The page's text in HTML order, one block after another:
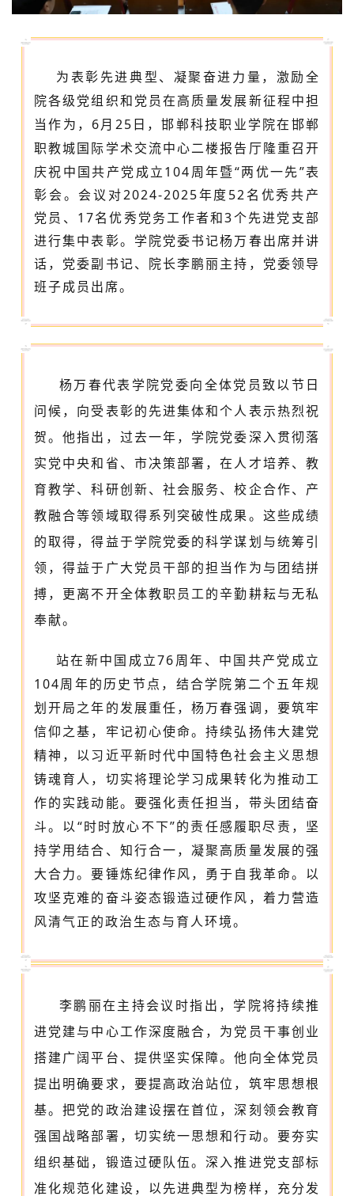
为表彰先进典型、凝聚奋进力量，激励全
院各级党组织和党员在高质量发展新征程中担
当作为， 6月25日，邯郸科技职业学院在邯郸
职教城国际学术交流中心二楼报告厅隆重召开
庆祝中国共产党成立104周年暨“两优一先”表
彰会。会议对2024-2025年度52名优秀共产
党员、17名优秀党务工作者和3个先进党支部
进行集中表彰。学院党委书记杨万春出席并讲
话，党委副书记、院长李鹏丽主持，党委领导
班子成员出席。
杨万春代表学院党委向全体党员致以节日
问候，向受表彰的先进集体和个人表示热烈祝
贺。他指出，过去一年，学院党委深入贯彻落
实党中央和省、市决策部署，在人才培养、教
育教学、科研创新、社会服务、校企合作、产
教融合等领域取得系列突破性成果。这些成绩
的取得，得益于学院党委的科学谋划与统筹引
领，得益于广大党员干部的担当作为与团结拼
搏，更离不开全体教职员工的辛勤耕耘与无私
奉献。
站在新中国成立76周年、中国共产党成立
104周年的历史节点，结合学院第二个五年规
划开局之年的发展重任，杨万春强调，要筑牢
信仰之基，牢记初心使命。持续弘扬伟大建党
精神，以习近平新时代中国特色社会主义思想
铸魂育人，切实将理论学习成果转化为推动工
作的实践动能。要强化责任担当，带头团结奋
斗。以“时时放心不下”的责任感履职尽责，坚
持学用结合、知行合一，凝聚高质量发展的强
大合力。要锤炼纪律作风，勇于自我革命。以
攻坚克难的奋斗姿态锻造过硬作风，着力营造
风清气正的政治生态与育人环境。
李鹏丽在主持会议时指出，学院将持续推
进党建与中心工作深度融合，为党员干事创业
搭建广阔平台、提供坚实保障。他向全体党员
提出明确要求，要提高政治站位，筑牢思想根
基。把党的政治建设摆在首位，深刻领会教育
强国战略部署，切实统一思想和行动。要夯实
组织基础，锻造过硬队伍。深入推进党支部标
准化规范化建设，以先进典型为榜样，充分发